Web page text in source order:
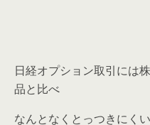
日経オプション取引には
品と比べ
なんとなくとっつきにく